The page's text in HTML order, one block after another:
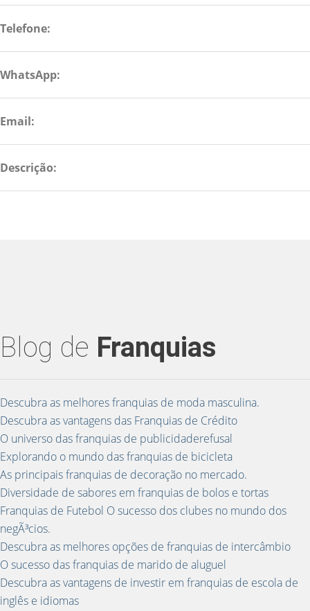
Telefone:
WhatsApp:
Email:
Descrição:
Blog de Franquias
Descubra as melhores franquias de moda masculina.
Descubra as vantagens das Franquias de Crédito
O universo das franquias de publicidaderefusal
Explorando o mundo das franquias de bicicleta
As principais franquias de decoração no mercado.
Diversidade de sabores em franquias de bolos e tortas
Franquias de Futebol O sucesso dos clubes no mundo dos
negÃ³cios.
Descubra as melhores opções de franquias de intercâmbio
O sucesso das franquias de marido de aluguel
Descubra as vantagens de investir em franquias de escola de
inglês e idiomas